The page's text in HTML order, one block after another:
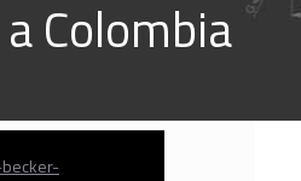
Colombia